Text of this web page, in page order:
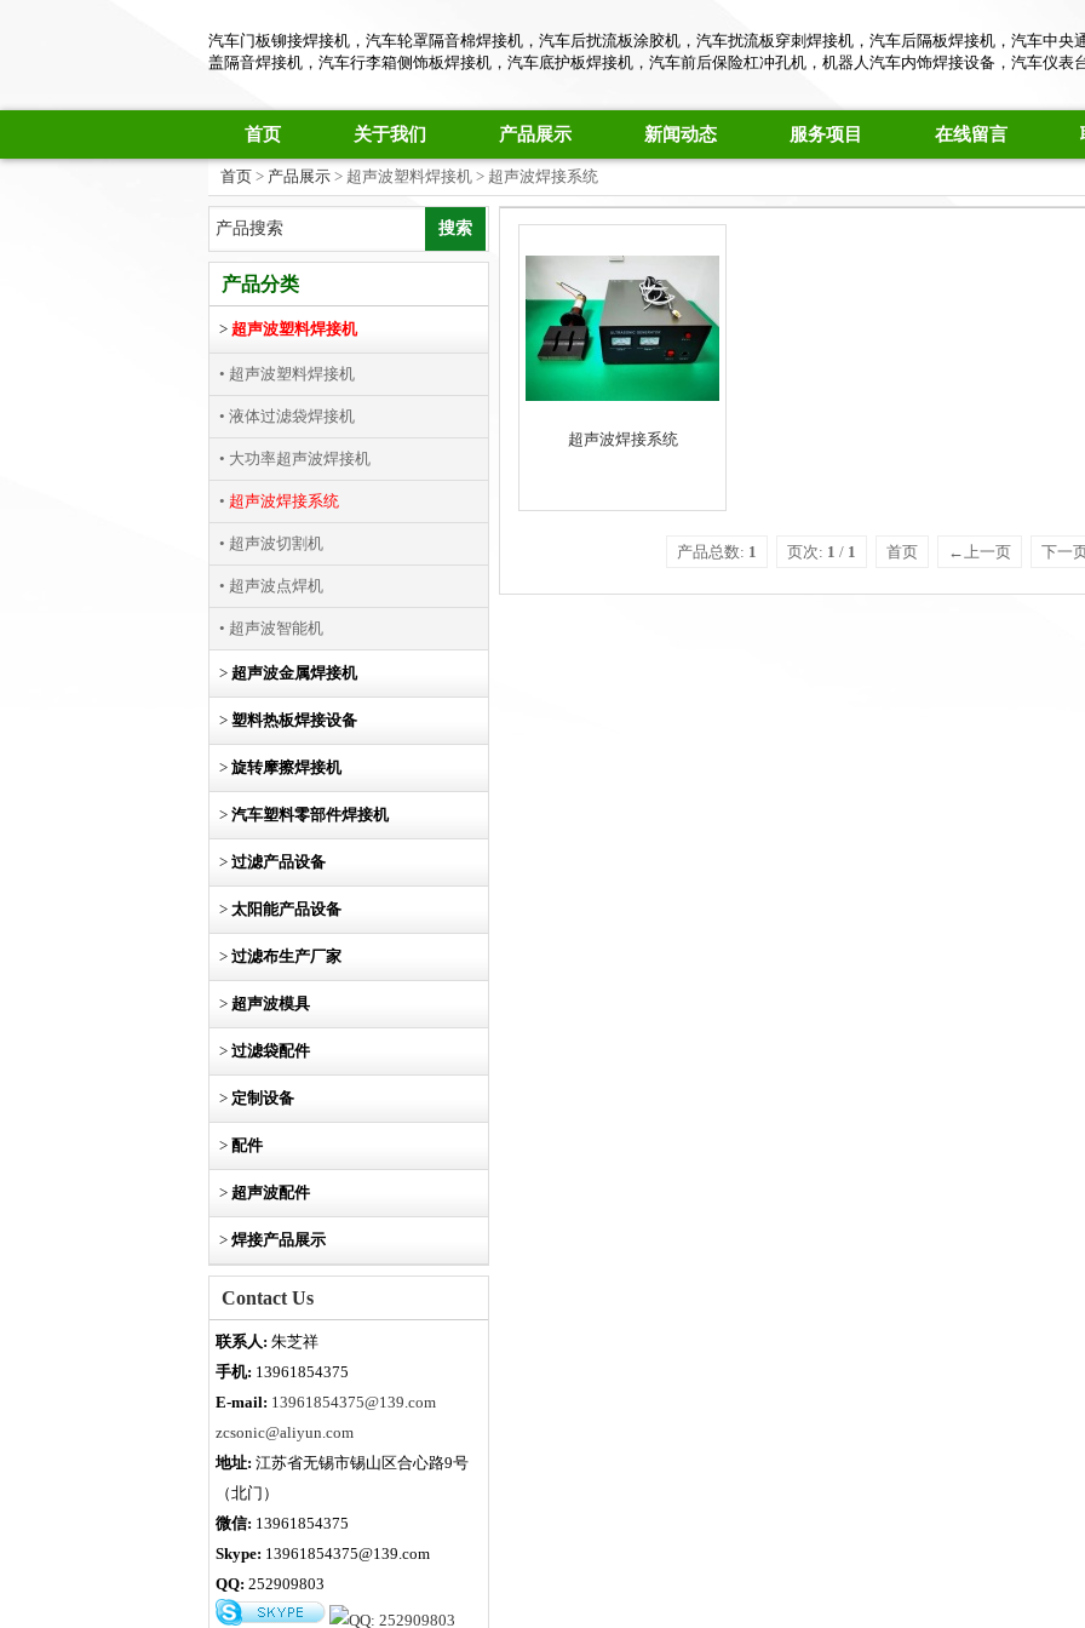
汽车门板铆接焊接机，汽车轮罩隔音棉焊接机，汽车后扰流板涂胶机，汽车扰流板穿刺焊接机，汽车后隔板焊接机，汽车中央
盖隔音焊接机，汽车行李箱侧饰板焊接机，汽车底护板焊接机，汽车前后保险杠冲孔机，机器人汽车内饰焊接设备，汽车仪表
首页 关于我们 产品展示 新闻动态 服务项目 在线留言
首页 > 产品展示 > 超声波塑料焊接机 > 超声波焊接系统
超声波焊接系统
产品总数: 1 页次: 1 / 1 首页 ←上一页 下一
产品分类
> 超声波塑料焊接机
• 超声波塑料焊接机
• 液体过滤袋焊接机
• 大功率超声波焊接机
• 超声波焊接系统
• 超声波切割机
• 超声波点焊机
• 超声波智能机
> 超声波金属焊接机
> 塑料热板焊接设备
> 旋转摩擦焊接机
> 汽车塑料零部件焊接机
> 过滤产品设备
> 太阳能产品设备
> 过滤布生产厂家
> 超声波模具
> 过滤袋配件
> 定制设备
> 配件
> 超声波配件
> 焊接产品展示
Contact Us
联系人: 朱芝祥
手机: 13961854375
E-mail: 13961854375@139.com
zcsonic@aliyun.com
地址: 江苏省无锡市锡山区合心路9号
（北门）
微信: 13961854375
Skype: 13961854375@139.com
QQ: 252909803